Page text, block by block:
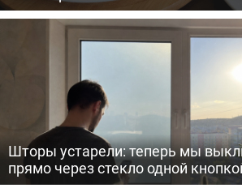
Шторы устарели: теперь мы
прямо через стекло одной